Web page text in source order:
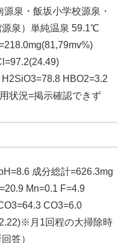
泉・飯坂小学校源泉・
泉）単純温泉 59.1℃
HBO2=3.2
状況=掲示確認できず
成分総計=626.3mg
Mn=0.1 F=4.9
CO3=6.0
月1回程の大掃除時
答）